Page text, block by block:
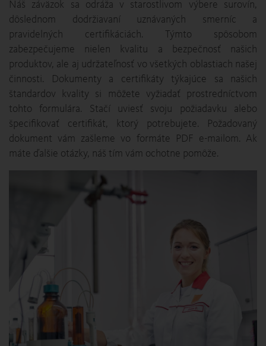
Náš záväzok sa odráža v starostlivom výbere surovín,
dôslednom dodržiavaní uznávaných smerníc a
pravidelných certifikáciách. Týmto spôsobom
zabezpečujeme nielen kvalitu a bezpečnosť našich
produktov, ale aj udržateľnosť vo všetkých oblastiach našej
činnosti. Dokumenty a certifikáty týkajúce sa našich
štandardov kvality si môžete vyžiadať prostredníctvom
tohto formulára. Stačí uviesť svoju požiadavku alebo
špecifikovať certifikát, ktorý potrebujete. Požadovaný
dokument vám zašleme vo formáte PDF e-mailom. Ak
máte ďalšie otázky, náš tím vám ochotne pomôže.